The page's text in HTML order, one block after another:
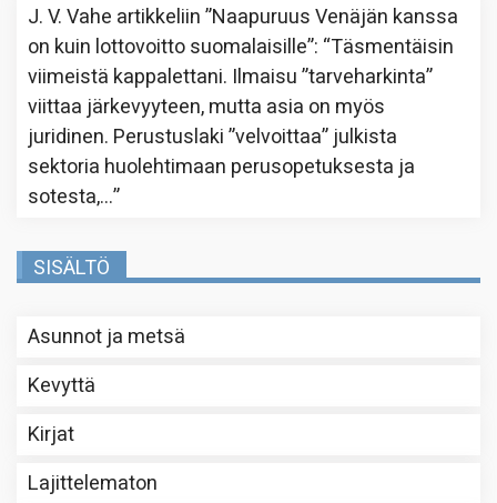
J. V. Vahe artikkeliin”Naapuruus Venäjän kanssa
on kuin lottovoitto suomalaisille”: “Täsmentäisin
viimeistä kappalettani. Ilmaisu ”tarveharkinta”
viittaa järkevyyteen, mutta asia on myös
juridinen. Perustuslaki ”velvoittaa” julkista
sektoria huolehtimaan perusopetuksesta ja
sotesta,…”
SISÄLTÖ
Asunnot ja metsä
Kevyttä
Kirjat
Lajittelematon